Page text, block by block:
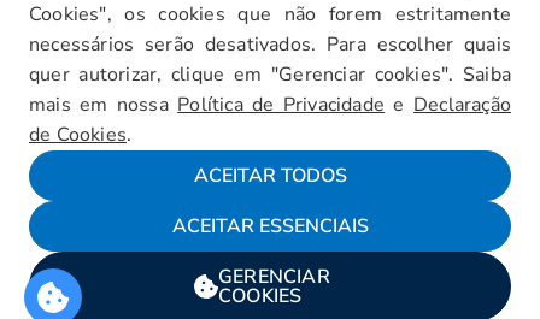
Cookies", os cookies que não forem estritamente
necessários serão desativados. Para escolher quais
quer autorizar, clique em "Gerenciar cookies". Saiba
mais em nossa Política de Privacidade e Declaração
de Cookies.
ACEITAR TODOS
ACEITAR ESSENCIAIS
GERENCIAR
COOKIES
Documentos Institucionais
Faça um Tour Virtual
Blog
Mapa do Site
Fale conosco
Encarregado da LGPD